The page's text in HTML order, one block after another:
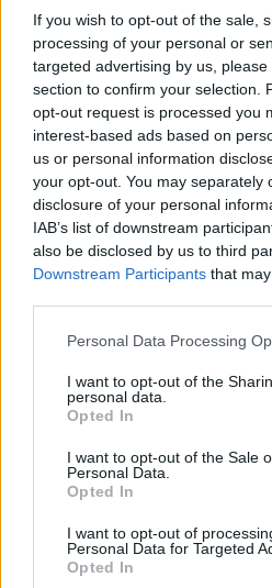
If you wish to opt-out of the sale,
processing of your personal or
targeted advertising by us,
section to confirm your selection.
opt-out request is processed you
interest-based ads based on
us or personal information
your opt-out. You may separately
disclosure of your personal
IAB’s list of downstream
also be disclosed by us to third
Downstream Participants that
Personal Data Processing
I want to opt-out of the
personal data.
Opted In
I want to opt-out of the Sale
Personal Data.
Opted In
I want to opt-out of
Personal Data for Targeted
Opted In
motina su sūnumi jį įkėlė
nurimo, sušlavė ant
stiklus.
Kitą rytą šeimos galva
žmona iškvietė greitąją
medikai niekuo
buvo miręs dėl
G.Paulauskas kaltę
tikino į kėdės koją
tėvui į petį.
Susiję straipsniai